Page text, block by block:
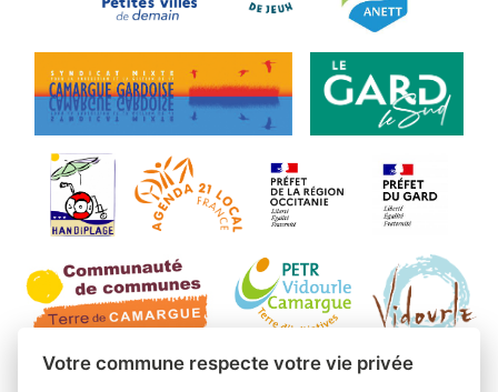
Votre commune respecte votre vie privée